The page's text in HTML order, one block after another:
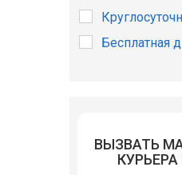
Бесплатная
ВЫЗВАТЬ